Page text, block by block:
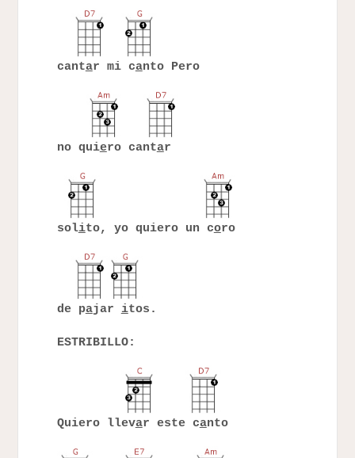
cantar mi canto Pero
no quiero cantar
solito, yo quiero un coro
de pajar itos.
ESTRIBILLO:
Quiero llevar este canto